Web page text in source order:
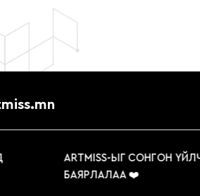
ARTMISS-ЫГ СОНГОН
БАЯРЛАЛАА ❤️